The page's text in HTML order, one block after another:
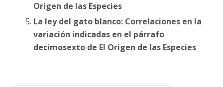
Origen de las Especies
La ley del gato blanco: Correlaciones en la
variación indicadas en el párrafo
decimosexto de El Origen de las Especies